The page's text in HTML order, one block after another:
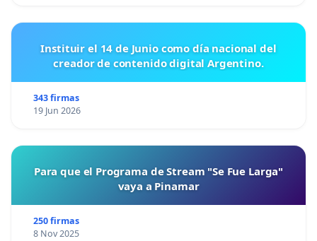
Instituir el 14 de Junio como día nacional del
creador de contenido digital Argentino.
343 firmas
19 Jun 2026
Para que el Programa de Stream "Se Fue Larga"
vaya a Pinamar
250 firmas
8 Nov 2025